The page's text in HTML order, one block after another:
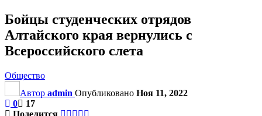
Бойцы студенческих отрядов
Алтайского края вернулись с
Всероссийского слета
Общество
Автор admin Опубликовано Ноя 11, 2022
0
17
Поделится